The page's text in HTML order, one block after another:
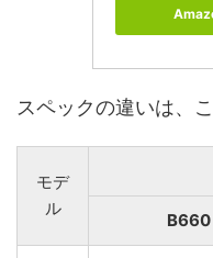
スペックの違いは、
モデ
ル
B660